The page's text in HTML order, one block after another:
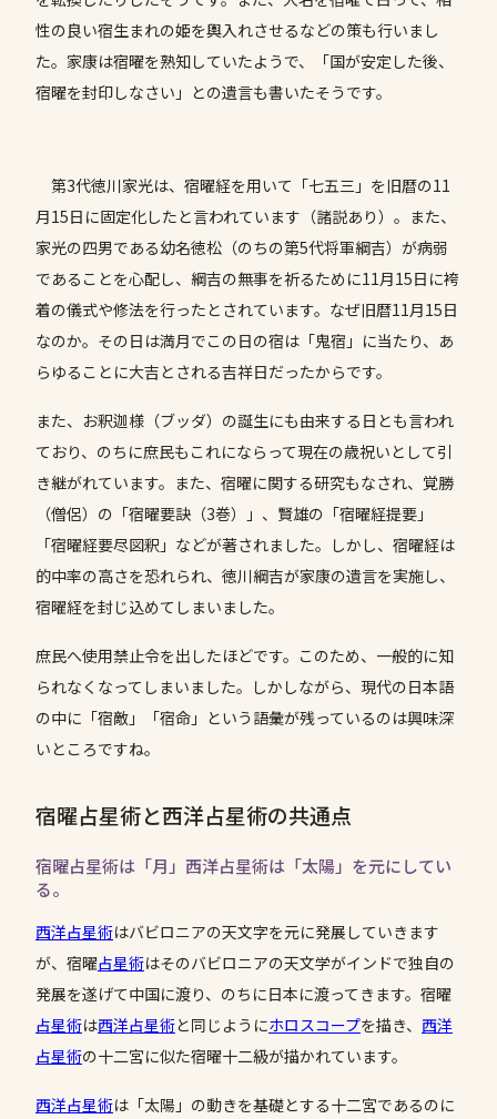
性の良い宿生まれの姫を輿入れさせるなどの策も行いまし
た。家康は宿曜を熟知していたようで、「国が安定した後、
宿曜を封印しなさい」との遺言も書いたそうです。
第3代徳川家光は、宿曜経を用いて「七五三」を旧暦の11
月15日に固定化したと言われています（諸説あり）。また、
家光の四男である幼名徳松（のちの第5代将軍綱吉）が病弱
であることを心配し、綱吉の無事を祈るために11月15日に袴
着の儀式や修法を行ったとされています。なぜ旧暦11月15日
なのか。その日は満月でこの日の宿は「鬼宿」に当たり、あ
らゆることに大吉とされる吉祥日だったからです。
また、お釈迦様（ブッダ）の誕生にも由来する日とも言われ
ており、のちに庶民もこれにならって現在の歳祝いとして引
き継がれています。また、宿曜に関する研究もなされ、覚勝
（僧侶）の「宿曜要訣（3巻）」、賢雄の「宿曜経提要」
「宿曜経要尽図釈」などが著されました。しかし、宿曜経は
的中率の高さを恐れられ、徳川綱吉が家康の遺言を実施し、
宿曜経を封じ込めてしまいました。
庶民へ使用禁止令を出したほどです。このため、一般的に知
られなくなってしまいました。しかしながら、現代の日本語
の中に「宿敵」「宿命」という語彙が残っているのは興味深
いところですね。
宿曜占星術と西洋占星術の共通点
宿曜占星術は「月」西洋占星術は「太陽」を元にしてい
る。
西洋占星術はバビロニアの天文字を元に発展していきます
が、宿曜占星術はそのバビロニアの天文学がインドで独自の
発展を遂げて中国に渡り、のちに日本に渡ってきます。宿曜
占星術は西洋占星術と同じようにホロスコープを描き、 西洋
占星術の十二宮に似た宿曜十二級が描かれています。
西洋占星術は「太陽」の動きを基礎とする十二宮であるのに